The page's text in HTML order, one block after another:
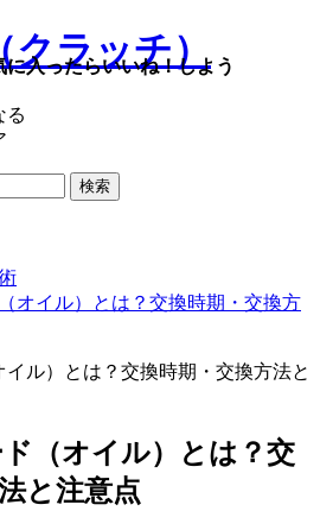
る
オイル）とは？交換時期・交換方
（オイル）とは？交
と注意点
に入ったらいいね！しよう